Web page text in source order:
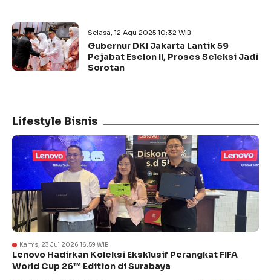
Selasa, 12 Agu 2025 10:32 WIB
Gubernur DKI Jakarta Lantik 59
Pejabat Eselon II, Proses Seleksi Jadi
Sorotan
Lifestyle Bisnis
Kamis, 23 Jul 2026 16:59 WIB
Lenovo Hadirkan Koleksi Eksklusif Perangkat FIFA
World Cup 26™ Edition di Surabaya